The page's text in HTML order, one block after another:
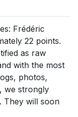
Frédéric
22 points.
as raw
with the most
photos,
we strongly
They will soon